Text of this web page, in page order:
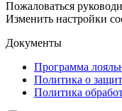
Пожаловаться
Изменить настройки
Документы
Программа
Политика о
Политика